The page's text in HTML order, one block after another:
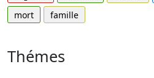
mort
famille
Thémes